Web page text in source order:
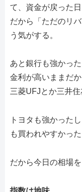
て、資金が戻った日
だから「ただのリ
う気がする。
あと銀行も強かった
金利が高いままだ
三菱UFJとか三井住
トヨタも強かった
も買われやすかった
だから今日の相場